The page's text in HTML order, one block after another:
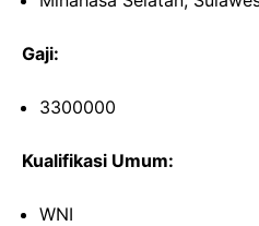
Gaji:
3300000
Kualifikasi Umum:
WNI